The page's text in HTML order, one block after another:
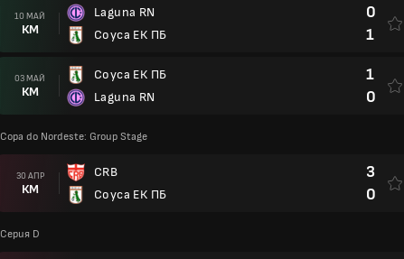
10 МАЙ
КМ
Laguna RN
Соуса ЕК ПБ
0
1
03 МАЙ
КМ
Соуса ЕК ПБ
Laguna RN
1
0
Copa do Nordeste: Group Stage
30 АПР
КМ
CRB
Соуса ЕК ПБ
3
0
Серия D